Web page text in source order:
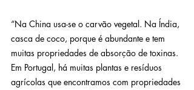
“Na China usa-se o carvão vegetal. Na Índia,
casca de coco, porque é abundante e tem
muitas propriedades de absorção de toxinas.
Em Portugal, há muitas plantas e resíduos
agrícolas que encontramos com propriedades